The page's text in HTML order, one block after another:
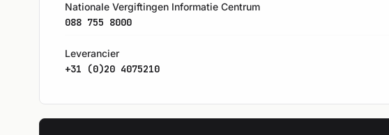
Nationale Vergiftingen Informatie Centrum
088 755 8000
Leverancier
+31 (0)20 4075210